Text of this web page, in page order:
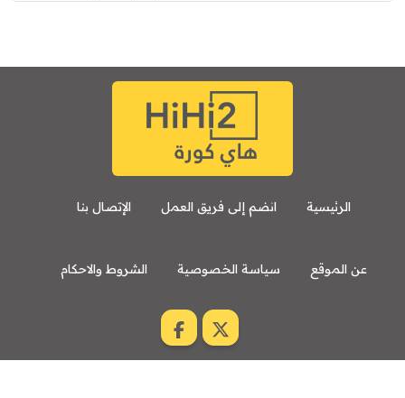
الرئيسية انضم إلى فريق العمل الإتصال بنا
عن الموقع سياسة الخصوصية الشروط والاحكام